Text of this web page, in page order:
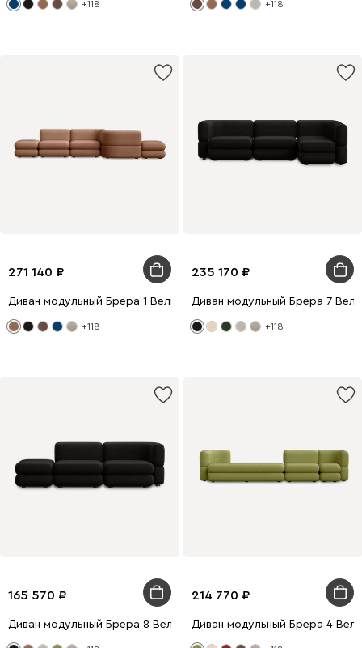
+118 +118
271 140
Диван модульный Брера 1 Велюр Карамельный
+118
235 170
Диван модульный Брера 7
+118
165 570
Диван модульный Брера 8 Велюр Черный
214 770
Диван модульный Брера 4